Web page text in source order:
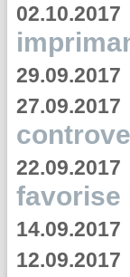
02.10.2017
29.09.2017
27.09.2017
22.09.2017
favorise
14.09.2017
12.09.2017